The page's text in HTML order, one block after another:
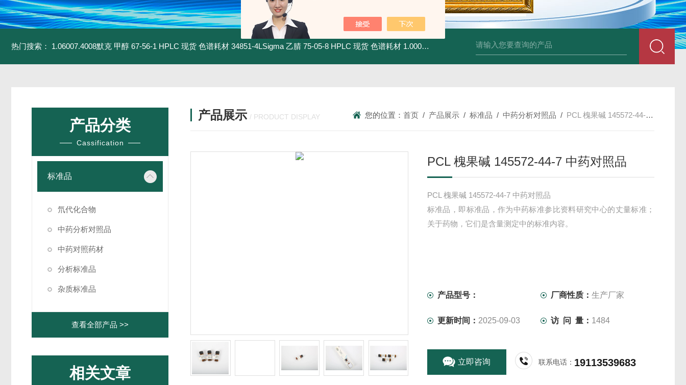
热门搜索： 1.06007.4008默克 甲醇 67-56-1 HPLC 现货 色谱耗材 34851-4LSigma 乙腈 75-05-8 HPLC 现货 色谱耗材 1.00030.4008默克 乙腈 75-05-8 HPLC 现货 色谱耗材 34860-4L-Rsigma 甲醇 67-
产品分类
Cassification
标准品
氘代化合物
中药分析对照品
中药对照药材
分析标准品
杂质标准品
查看全部产品 >>
相关文章
产品展示 / PRODUCT DISPLAY 您的位置：首页 / 产品展示 /标准品 /中药分析对照品 / PCL 槐果碱 145572-44-7 中药对照品
PCL 槐果碱 145572-44-7 中药对照品
PCL 槐果碱 145572-44-7 中药对照品
标准品，即标准品，作为中药标准参比资料研究中心的丈量标准；
关于药物，它们是含量测定中的标准内容。
产品型号： 厂商性质：生产厂家
更新时间： 2025-09-03 访 问 量： 1484
立即咨询 联系电话： 19113539683